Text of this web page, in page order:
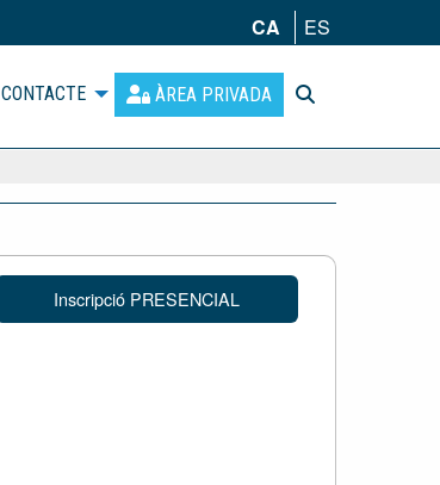
CA ES
CONTACTE ÀREA PRIVADA
Inscripció PRESENCIAL